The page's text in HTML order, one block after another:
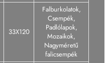
33X120
Falburkolatok,
Csempék,
Padlólapok,
Mozaikok,
Nagyméretű
falicsempék